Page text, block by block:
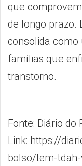
que
de longo prazo.
consolida como
famílias que
transtorno.
Fonte: Diário do
Link: https://
bolso/tem-